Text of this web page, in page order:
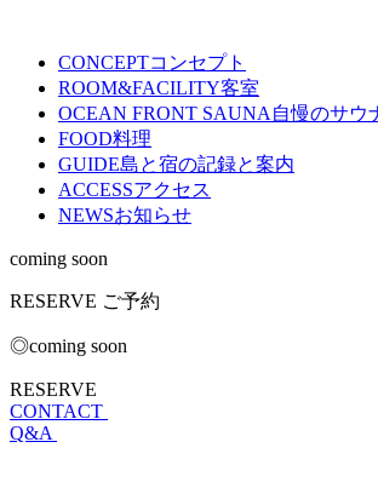
CONCEPTコンセプト
ROOM&FACILITY客室
OCEAN FRONT SAUNA 自慢のサウ
FOOD料理
GUIDE島と宿の記録と案内
ACCESSアクセス
NEWSお知らせ
coming soon
RESERVE ご予約
◎coming soon
RESERVE
CONTACT
Q&A